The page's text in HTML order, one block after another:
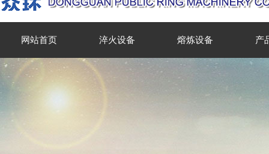
网站首页 淬火设备 熔炼设备 产